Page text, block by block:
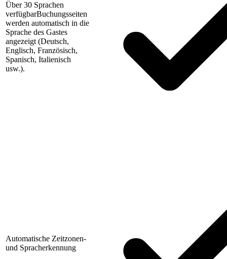
Über 30 Sprachen
verfügbarBuchungsseiten
werden automatisch in die
Sprache des Gastes
angezeigt (Deutsch,
Englisch, Französisch,
Spanisch, Italienisch
usw.).
Automatische Zeitzonen-
und Spracherkennung